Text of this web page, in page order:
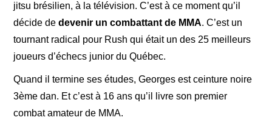
jitsu brésilien, à la télévision. C’est à ce moment qu’il
décide dedevenir un combattant de MMA. C’est un
tournant radical pour Rush qui était un des 25 meilleurs
joueurs d’échecs junior du Québec.
Quand il termine ses études, Georges est ceinture noire
3ème dan. Et c’est à 16 ans qu’il livre son premier
combat amateur de MMA.